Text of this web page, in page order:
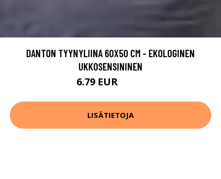
DANTON TYYNYLIINA 60X50 CM - EKOLOGINEN
UKKOSENSININEN
6.79 EUR
LISÄTIETOJA